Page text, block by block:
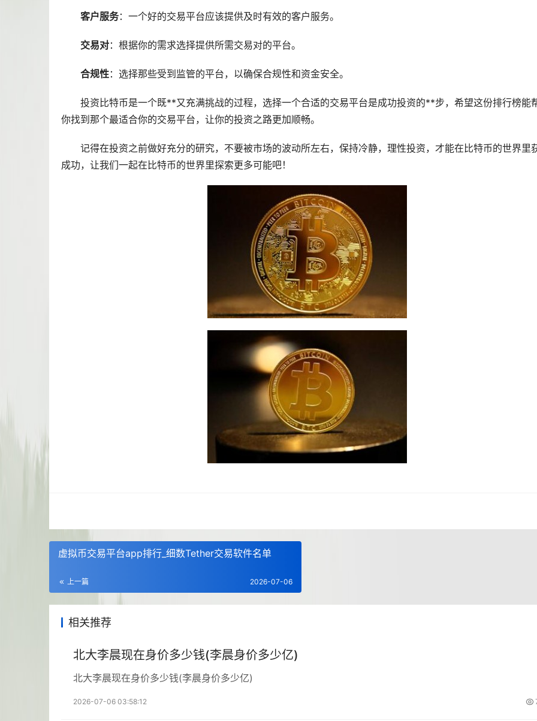
客户服务：一个好的交易平台应该提供及时有效的客户服务。
交易对：根据你的需求选择提供所需交易对的平台。
合规性：选择那些受到监管的平台，以确保合规性和资金安全。
投资比特币是一个既**又充满挑战的过程，选择一个合适的交易平台是成功投资的**步，希望这份排行榜能
你找到那个最适合你的交易平台，让你的投资之路更加顺畅。
记得在投资之前做好充分的研究，不要被市场的波动所左右，保持冷静，理性投资，才能在比特币的世界里
成功，让我们一起在比特币的世界里探索更多可能吧！
虚拟币交易平台app排行_细数Tether交易软件名单
上一篇 2026-07-06
相关推荐
北大李晨现在身价多少钱(李晨身价多少亿)
北大李晨现在身价多少钱(李晨身价多少亿)
2026-07-06 03:58:12